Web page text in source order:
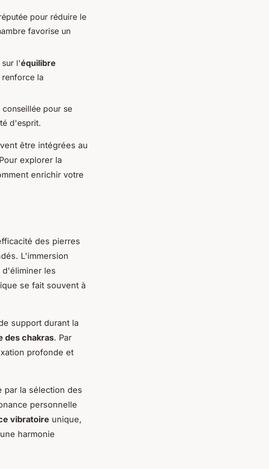
pour réduire le
favorise un
sur l'équilibre
la
conseillée pour se
d'esprit.
être intégrées au
explorer la
enrichir votre
des pierres
L'immersion
d'éliminer les
se fait souvent à
support durant la
des chakras. Par
profonde et
par la sélection des
personnelle
vibratoire unique,
harmonie